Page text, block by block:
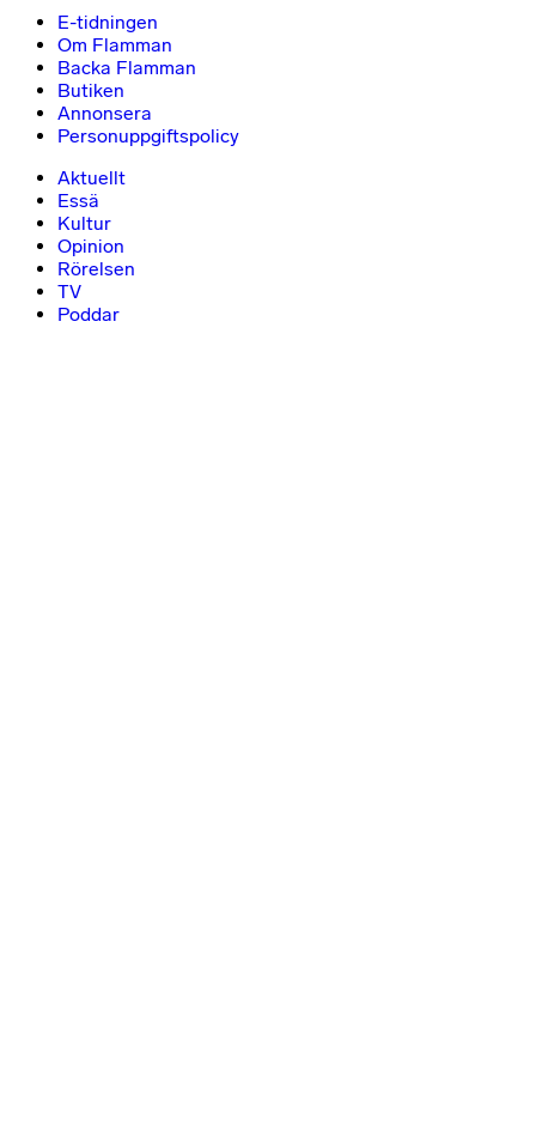
E-tidningen
Om Flamman
Backa Flamman
Butiken
Annonsera
Personuppgiftspolicy
Aktuellt
Essä
Kultur
Opinion
Rörelsen
TV
Poddar